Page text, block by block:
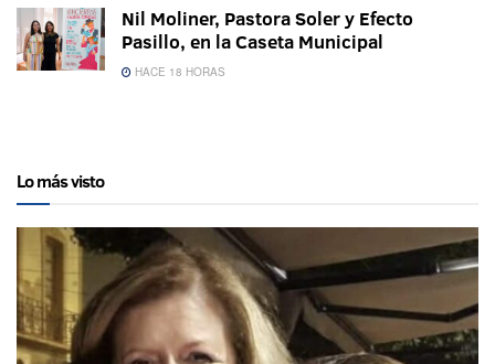
Nil Moliner, Pastora Soler y Efecto
Pasillo, en la Caseta Municipal
HACE 18 HORAS
Lo más visto